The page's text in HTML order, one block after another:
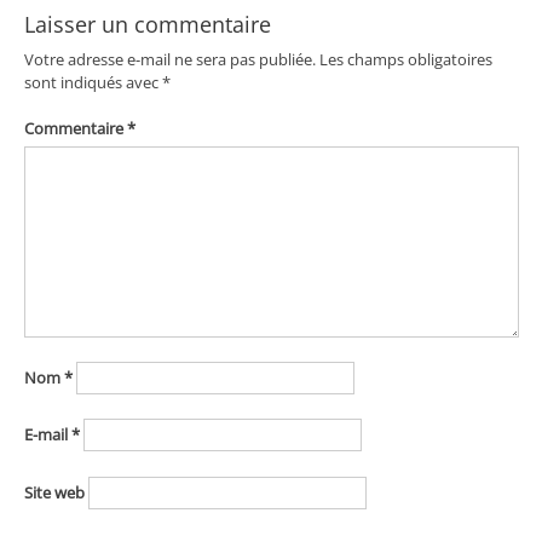
Laisser un commentaire
Votre adresse e-mail ne sera pas publiée. Les champs obligatoires
sont indiqués avec*
Commentaire*
Nom*
E-mail*
Site web